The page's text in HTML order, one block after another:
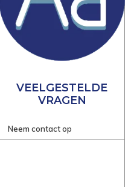
VEELGESTELDE
VRAGEN
Neem contact op